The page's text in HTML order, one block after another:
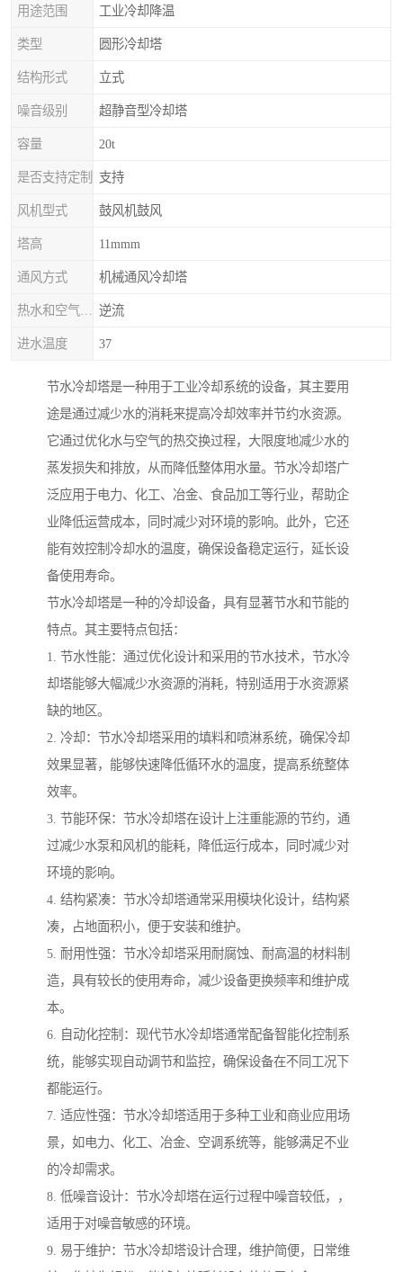
用途范围 工业冷却降温
类型 圆形冷却塔
结构形式 立式
噪音级别 超静音型冷却塔
容量 20t
是否支持定制 支持
风机型式 鼓风机鼓风
塔高 11mmm
通风方式 机械通风冷却塔
逆流
进水温度 37
节水冷却塔是一种用于工业冷却系统的设备，其主要用
途是通过减少水的消耗来提高冷却效率并节约水资源。
它通过优化水与空气的热交换过程，大限度地减少水的
蒸发损失和排放，从而降低整体用水量。节水冷却塔广
泛应用于电力、化工、冶金、食品加工等行业，帮助企
业降低运营成本，同时减少对环境的影响。此外，它还
能有效控制冷却水的温度，确保设备稳定运行，延长设
备使用寿命。
节水冷却塔是一种的冷却设备，具有显著节水和节能的
特点。其主要特点包括：
1. 节水性能：通过优化设计和采用的节水技术，节水冷
却塔能够大幅减少水资源的消耗，特别适用于水资源紧
缺的地区。
2. 冷却：节水冷却塔采用的填料和喷淋系统，确保冷却
效果显著，能够快速降低循环水的温度，提高系统整体
效率。
3. 节能环保：节水冷却塔在设计上注重能源的节约，通
过减少水泵和风机的能耗，降低运行成本，同时减少对
环境的影响。
4. 结构紧凑：节水冷却塔通常采用模块化设计，结构紧
凑，占地面积小，便于安装和维护。
5. 耐用性强：节水冷却塔采用耐腐蚀、耐高温的材料制
造，具有较长的使用寿命，减少设备更换频率和维护成
本。
6. 自动化控制：现代节水冷却塔通常配备智能化控制系
统，能够实现自动调节和监控，确保设备在不同工况下
都能运行。
7. 适应性强：节水冷却塔适用于多种工业和商业应用场
景，如电力、化工、冶金、空调系统等，能够满足不业
的冷却需求。
8. 低噪音设计：节水冷却塔在运行过程中噪音较低，，
适用于对噪音敏感的环境。
9. 易于维护：节水冷却塔设计合理，维护简便，日常维